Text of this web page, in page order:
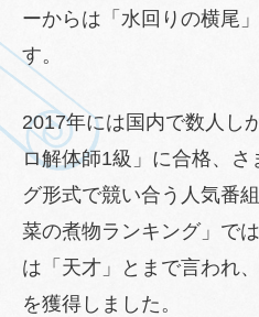
ーからは「水回りの横尾
す。
2017年には国内で数人し
ロ解体師1級」に合格、
グ形式で競い合う人気番
菜の煮物ランキング」で
は「天才」とまで言われ
を獲得しました。